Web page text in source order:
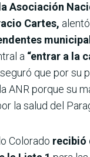
Asociación
Cartes,
a “entrar a la
que por su
ANR porque su
la salud del
Colorado recibió